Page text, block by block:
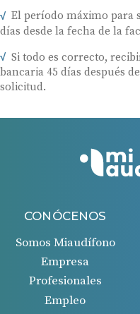
El período máximo para
días desde la fecha de la
Si todo es correcto,
bancaria 45 días después
solicitud.
CONÓCENOS
Somos Miaudífono
Empresa
Profesionales
Empleo